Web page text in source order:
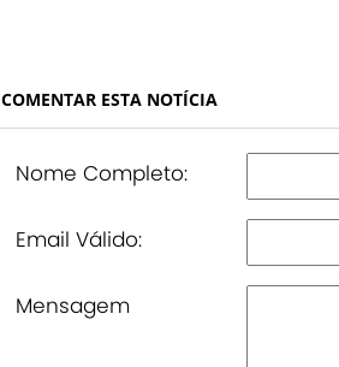
COMENTAR ESTA NOTÍCIA
Nome Completo:
Email Válido:
Mensagem